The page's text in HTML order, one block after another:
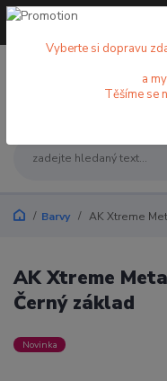
+420 773 998 582
Barvy AK Xtreme
AK Xtreme
Černý základ
Novinka
Vyberte si dopravu
a
Těšíme se